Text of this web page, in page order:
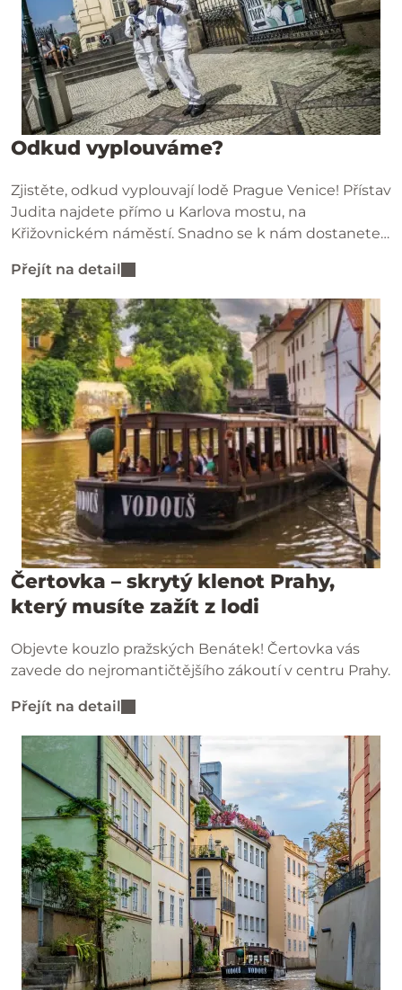
Odkud vyplouváme?
Zjistěte, odkud vyplouvají lodě Prague Venice! Přístav
Judita najdete přímo u Karlova mostu, na
Křižovnickém náměstí. Snadno se k nám dostanete
Přejít na detail
Čertovka – skrytý klenot Prahy,
který musíte zažít z lodi
Objevte kouzlo pražských Benátek! Čertovka vás
zavede do nejromantičtějšího zákoutí v centru Prahy.
Přejít na detail